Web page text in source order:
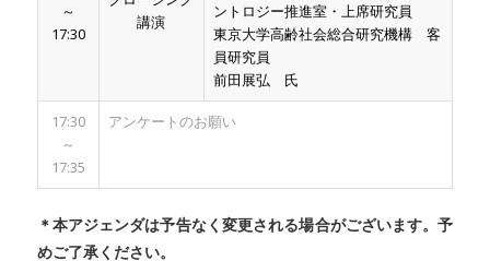
～
17:30
講演
ントロジー推進室・上席研究員
東京大学高齢社会総合研究機構 客
員研究員
前田展弘 氏
17:30
～
17:35
アンケートのお願い
＊本アジェンダは予告なく変更される場合がございます。予
めご了承ください。